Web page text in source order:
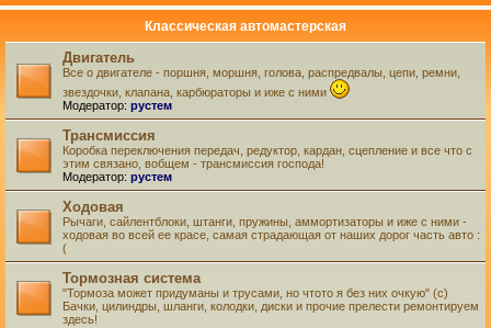
Классическая автомастерская
Двигатель
Все о двигателе - поршня, моршня, голова, распредвалы, цепи, ремни,
звездочки, клапана, карбюраторы и иже с ними
Модератор: рустем
Трансмиссия
Коробка переключения передач, редуктор, кардан, сцепление и все что с
этим связано, вобщем - трансмиссия господа!
Модератор: рустем
Ходовая
Рычаги, сайлентблоки, штанги, пружины, аммортизаторы и иже с ними -
ходовая во всей ее красе, самая страдающая от наших дорог часть авто :
(
Тормозная система
"Тормоза может придуманы и трусами, но чтото я без них очкую" (с)
Бачки, цилиндры, шланги, колодки, диски и прочие прелести ремонтируем
здесь!